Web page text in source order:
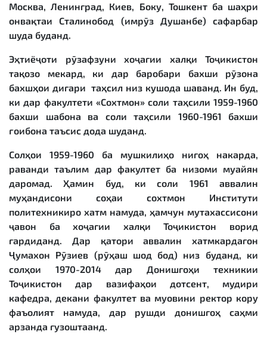
Москва, Ленинград, Киев, Боку, Тошкент ба шаҳри
онвақтаи Сталинобод (имрӯз Душанбе) сафарбар
шуда буданд.
Эҳтиёҷоти рӯзафзуни хоҷагии халқи Тоҷикистон
тақозо мекард, ки дар баробари бахши рӯзона
бахшҳои дигари таҳсил низ кушода шаванд. Ин буд,
ки дар факултети «Сохтмон» соли таҳсили 1959-1960
бахши шабона ва соли таҳсили 1960-1961 бахши
ғоибона таъсис дода шуданд.
Солҳои 1959-1960 ба мушкилиҳо нигоҳ накарда,
раванди таълим дар факултет ба низоми муайян
даромад. Ҳамин буд, ки соли 1961 аввалин
муҳандисони соҳаи сохтмон Институти
политехникиро хатм намуда, ҳамчун мутахассисони
ҷавон ба хоҷагии халқи Тоҷикистон ворид
гардиданд. Дар қатори аввалин хатмкардагон
Ҷумахон Рӯзиев (рӯҳаш шод бод) низ буданд, ки
солҳои 1970-2014 дар Донишгоҳи техникии
Тоҷикистон дар вазифаҳои дотсент, мудири
кафедра, декани факултет ва муовини ректор кору
фаъолият намуда, дар рушди донишгоҳ саҳми
арзанда гузоштаанд.